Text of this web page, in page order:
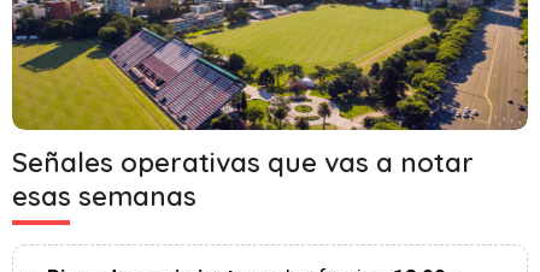
Señales operativas que vas a notar
esas semanas